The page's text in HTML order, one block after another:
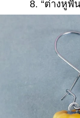
8. “ต่างหูฟั